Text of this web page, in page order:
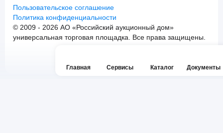
Главная Сервисы Каталог Документы
Пользовательское соглашение
Политика конфиденциальности
© 2009 - 2026 АО «Российский аукционный дом»
универсальная торговая площадка. Все права защищены.